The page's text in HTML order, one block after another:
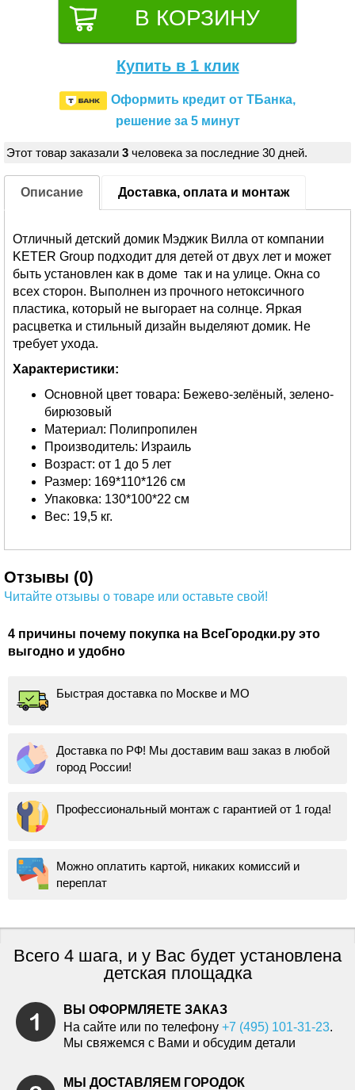
Купить в 1 клик
Оформить кредит от ТБанка,
решение за 5 минут
Этот товар заказали 3 человека за последние 30 дней.
Описание Доставка, оплата и монтаж
Отличный детский домик Мэджик Вилла от компании
KETER Group подходит для детей от двух лет и может
быть установлен как в доме так и на улице. Окна со
всех сторон. Выполнен из прочного нетоксичного
пластика, который не выгорает на солнце. Яркая
расцветка и стильный дизайн выделяют домик. Не
требует ухода.
Характеристики:
Основной цвет товара: Бежево-зелёный, зелено-
бирюзовый
Материал: Полипропилен
Производитель: Израиль
Возраст: от 1 до 5 лет
Размер: 169*110*126 см
Упаковка: 130*100*22 см
Вес: 19,5 кг.
Отзывы (0)
Читайте отзывы о товаре или оставьте свой!
4 причины почему покупка на ВсеГородки.ру это
выгодно и удобно
Быстрая доставка по Москве и МО
Доставка по РФ! Мы доставим ваш заказ в любой
город России!
Профессиональный монтаж с гарантией от 1 года!
Можно оплатить картой, никаких комиссий и
переплат
Всего 4 шага, и у Вас будет установлена
детская площадка
ВЫ ОФОРМЛЯЕТЕ ЗАКАЗ
На сайте или по телефону +7 (495) 101-31-23.
Мы свяжемся с Вами и обсудим детали
МЫ ДОСТАВЛЯЕМ ГОРОДОК